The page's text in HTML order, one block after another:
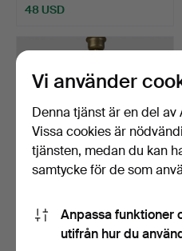
48 USD
TAKLAMPA,
VÄGGAPPLIQUER, 2 st,
1970/80-tal…
Klubbades 30 apr 2026
Vi använder
Denna tjänst är en del
Vissa cookies är
tjänsten, medan du kan
samtycke för de som
Anpassa funktioner
utifrån hur du